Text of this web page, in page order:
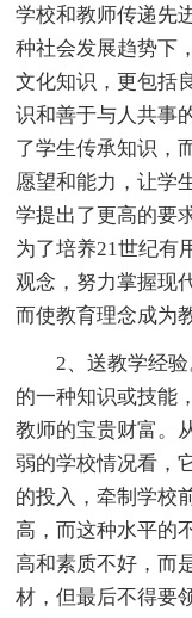
学校和教师传递先
种社会发展趋势下
文化知识，更包括
识和善于与人共事
了学生传承知识，
愿望和能力，让学
学提出了更高的要
为了培养21世纪有
观念，努力掌握现
而使教育理念成为
2、送教学经验
的一种知识或技能
教师的宝贵财富。
弱的学校情况看，
的投入，牵制学校
高，而这种水平的
高和素质不好，而
材，但最后不得要